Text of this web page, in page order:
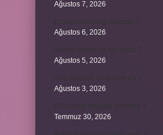
Ağustos 7, 2026
Ağustos 6, 2026
Ağustos 5, 2026
Ağustos 3, 2026
Temmuz 30, 2026